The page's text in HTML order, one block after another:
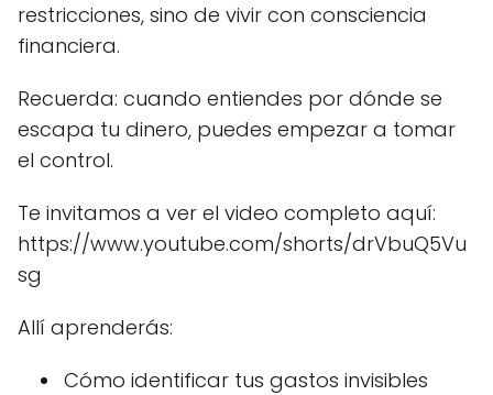
restricciones, sino de vivir con consciencia
financiera.
Recuerda: cuando entiendes por dónde se
escapa tu dinero, puedes empezar a tomar
el control.
Te invitamos a ver el video completo aquí:
https://www.youtube.com/shorts/drVbuQ5Vu
sg
Allí aprenderás:
Cómo identificar tus gastos invisibles